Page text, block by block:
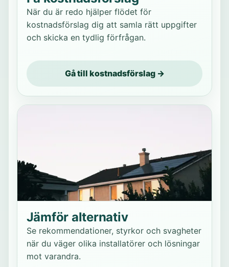
När du är redo hjälper flödet för
kostnadsförslag dig att samla rätt uppgifter
och skicka en tydlig förfrågan.
Gå till kostnadsförslag →
Jämför alternativ
Se rekommendationer, styrkor och svagheter
när du väger olika installatörer och lösningar
mot varandra.